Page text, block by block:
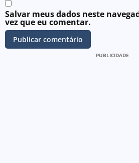
Salvar meus dados neste
vez que eu comentar.
PUBLICIDADE